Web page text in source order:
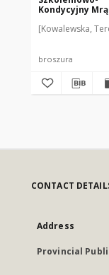
Kondycyjny
[Kowalewska,
broszura
CONTACT
Address
Provincial